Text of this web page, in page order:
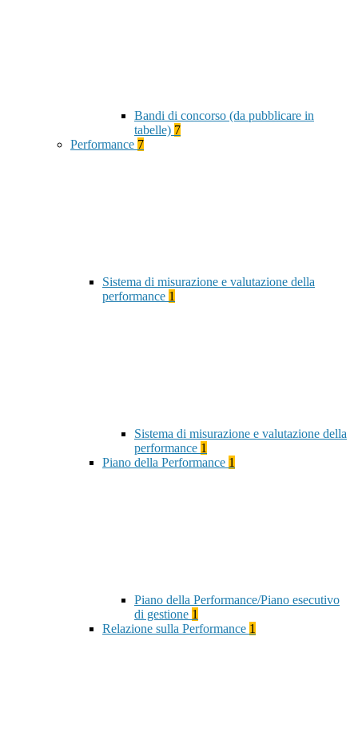
Bandi di concorso (da pubblicare in
tabelle) 7
Performance 7
Sistema di misurazione e valutazione della
performance 1
Sistema di misurazione e valutazione della
performance 1
Piano della Performance 1
Piano della Performance/Piano esecutivo
di gestione 1
Relazione sulla Performance 1